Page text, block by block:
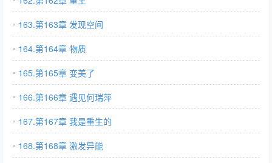
163.第163章 发现空间
164.第164章 物质
165.第165章 变美了
166.第166章 遇见何瑞萍
167.第167章 我是重生的
168.第168章 激发异能